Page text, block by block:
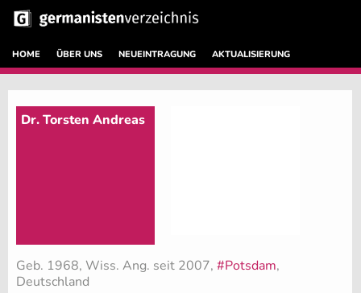
HOME ÜBER UNS NEUEINTRAGUNG AKTUALISIERUNG
Dr. Torsten Andreas
Geb. 1968, Wiss. Ang. seit 2007, #Potsdam,
Deutschland